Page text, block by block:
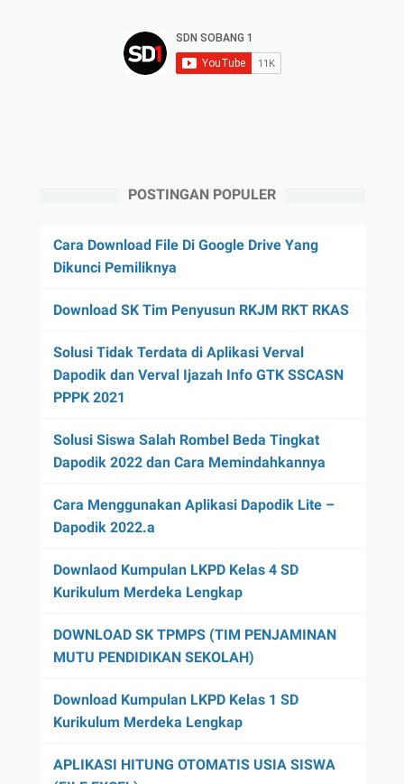
POSTINGAN POPULER
Cara Download File Di Google Drive Yang
Dikunci Pemiliknya
Download SK Tim Penyusun RKJM RKT RKAS
Solusi Tidak Terdata di Aplikasi Verval
Dapodik dan Verval Ijazah Info GTK SSCASN
PPPK 2021
Solusi Siswa Salah Rombel Beda Tingkat
Dapodik 2022 dan Cara Memindahkannya
Cara Menggunakan Aplikasi Dapodik Lite –
Dapodik 2022.a
Downlaod Kumpulan LKPD Kelas 4 SD
Kurikulum Merdeka Lengkap
DOWNLOAD SK TPMPS (TIM PENJAMINAN
MUTU PENDIDIKAN SEKOLAH)
Download Kumpulan LKPD Kelas 1 SD
Kurikulum Merdeka Lengkap
APLIKASI HITUNG OTOMATIS USIA SISWA